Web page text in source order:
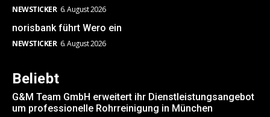
NEWSTICKER 6. August 2026
norisbank führt Wero ein
NEWSTICKER 6. August 2026
Beliebt
G&M Team GmbH erweitert ihr Dienstleistungsangebot
um professionelle Rohrreinigung in München